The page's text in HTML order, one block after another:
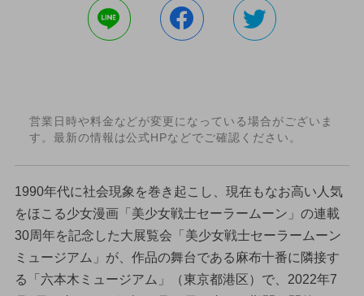
営業日時や料金などが変更になっている場合がございま
す。最新の情報は公式HPなどでご確認ください。
1990年代に社会現象を巻き起こし、現在もなお高い人気
をほこる少女漫画「美少女戦士セーラームーン」の連載
30周年を記念した大展覧会「美少女戦士セーラームーン
ミュージアム」が、作品の舞台である麻布十番に隣接す
る「六本木ミュージアム」（東京都港区）で、2022年7